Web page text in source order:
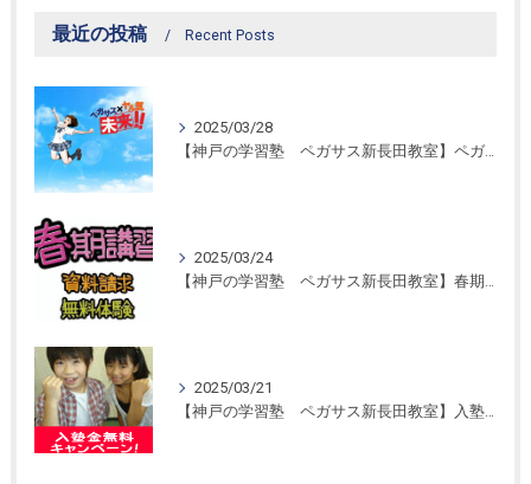
最近の投稿 Recent Posts
2025/03/28
【神戸の学習塾 ペガサス新長田教室】ペガサス学習スタイル！
2025/03/24
【神戸の学習塾 ペガサス新長田教室】春期講習開催！
2025/03/21
【神戸の学習塾 ペガサス新長田教室】入塾金無料キャンペーン！